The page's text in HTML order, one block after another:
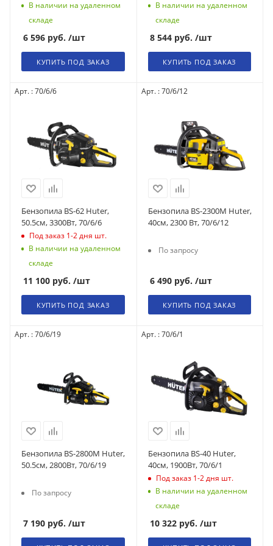
В наличии на удаленном
складе
6 596 руб. /шт
КУПИТЬ ПОД ЗАКАЗ
В наличии на удаленном
складе
8 544руб. /шт
КУПИТЬ ПОД ЗАКАЗ
Арт. : 70/6/6
Бензопила BS-62 Huter,
50.5см, 3300Вт, 70/6/6
Под заказ 1-2 дня шт.
В наличии на удаленном
складе
11 100 руб. /шт
КУПИТЬ ПОД ЗАКАЗ
Арт. : 70/6/12
Бензопила BS-2300М Huter,
40см, 2300 Вт, 70/6/12
По запросу
6 490руб. /шт
КУПИТЬ ПОД ЗАКАЗ
Арт. : 70/6/19
Бензопила BS-2800M Huter,
50.5см, 2800Вт, 70/6/19
По запросу
7 190 руб. /шт
Арт. : 70/6/1
Бензопила BS-40 Huter,
40см, 1900Вт, 70/6/1
Под заказ 1-2 дня шт.
В наличии на удаленном
складе
10 322руб. /шт